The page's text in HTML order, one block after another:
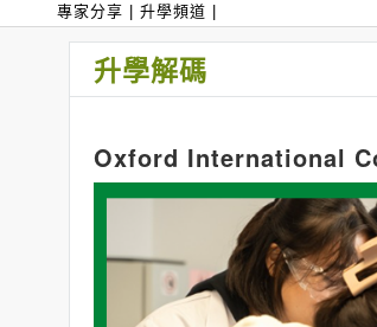
專家分享 升學頻道
升學解碼
Oxford International